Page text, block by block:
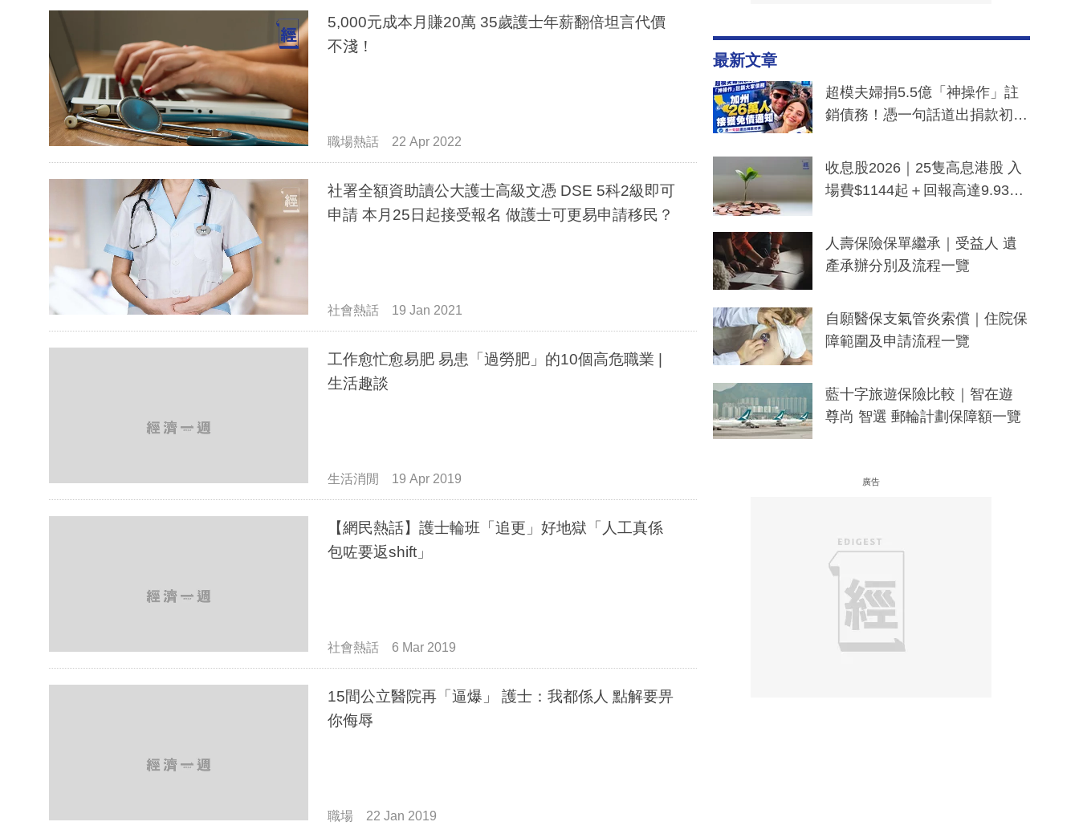
5,000元成本月賺20萬 35歲護士年薪翻倍坦言代價
不淺！
職場熱話 22 Apr 2022
社署全額資助讀公大護士高級文憑 DSE 5科2級即可
申請 本月25日起接受報名 做護士可更易申請移民？
社會熱話 19 Jan 2021
工作愈忙愈易肥 易患「過勞肥」的10個高危職業 |
生活趣談
生活消閒 19 Apr 2019
【網民熱話】護士輪班「追更」好地獄「人工真係
包咗要返shift」
社會熱話 6 Mar 2019
15間公立醫院再「逼爆」 護士：我都係人 點解要畀
你侮辱
職場 22 Jan 2019
最新文章
超模夫婦捐5.5億「神操作」註
銷債務！憑一句話道出捐款初
一度被誤當詐騙手段
收息股2026｜25隻高息港股 入
場費$1144起＋回報高達9.93
人壽保險保單繼承｜受益人 遺
產承辦分別及流程一覽
自願醫保支氣管炎索償｜住院保
障範圍及申請流程一覽
藍十字旅遊保險比較｜智在遊
尊尚 智選 郵輪計劃保障額一覽
廣告